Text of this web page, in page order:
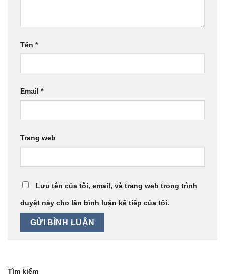
Tên *
Email *
Trang web
Lưu tên của tôi, email, và trang web trong trình
duyệt này cho lần bình luận kế tiếp của tôi.
Tìm kiếm